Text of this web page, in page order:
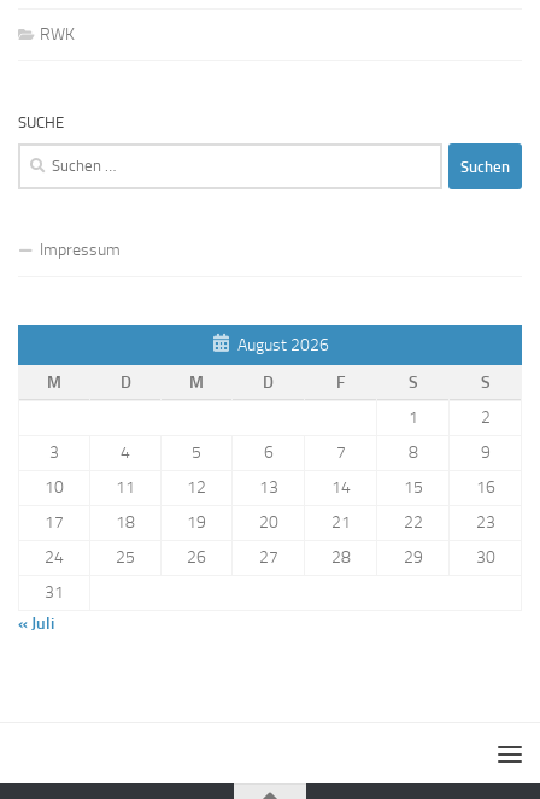
RWK
SUCHE
Suchen
Impressum
August 2026
M
D M D F S
S
1
2
3
4 5 6 7 8
9
10
11 12 13 14 15
16
17
18 19 20 21 22
23
24
25 26 27 28 29
30
31
« Juli